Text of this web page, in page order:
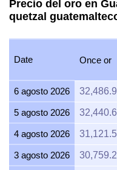
Precio del oro en
quetzal
Date Once or
6 agosto 2026
5 agosto 2026
4 agosto 2026
3 agosto 2026